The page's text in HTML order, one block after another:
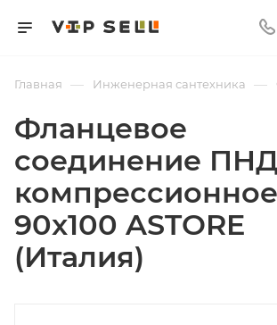
Главная — Инженерная сантехника —
Фланцевое
соединение
компрессионное
90x100 ASTORE
(Италия)